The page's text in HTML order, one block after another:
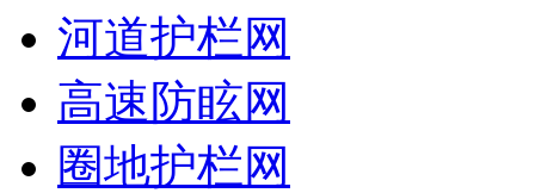
河道护栏网
高速防眩网
圈地护栏网